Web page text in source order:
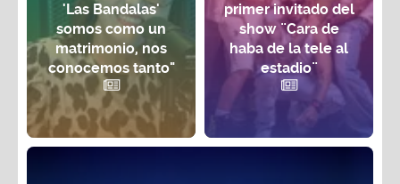
'Las Bandalas'
somos como un
matrimonio, nos
conocemos tanto"
primer invitado del
show ¨Cara de
haba de la tele al
estadio¨